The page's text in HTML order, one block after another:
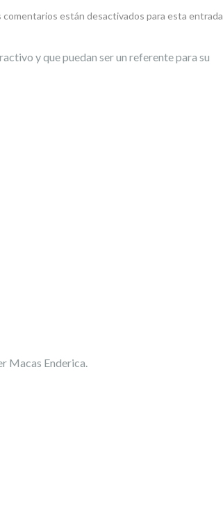
comentarios están desactivados para esta entrada
y que puedan ser un referente para su
Macas Enderica.